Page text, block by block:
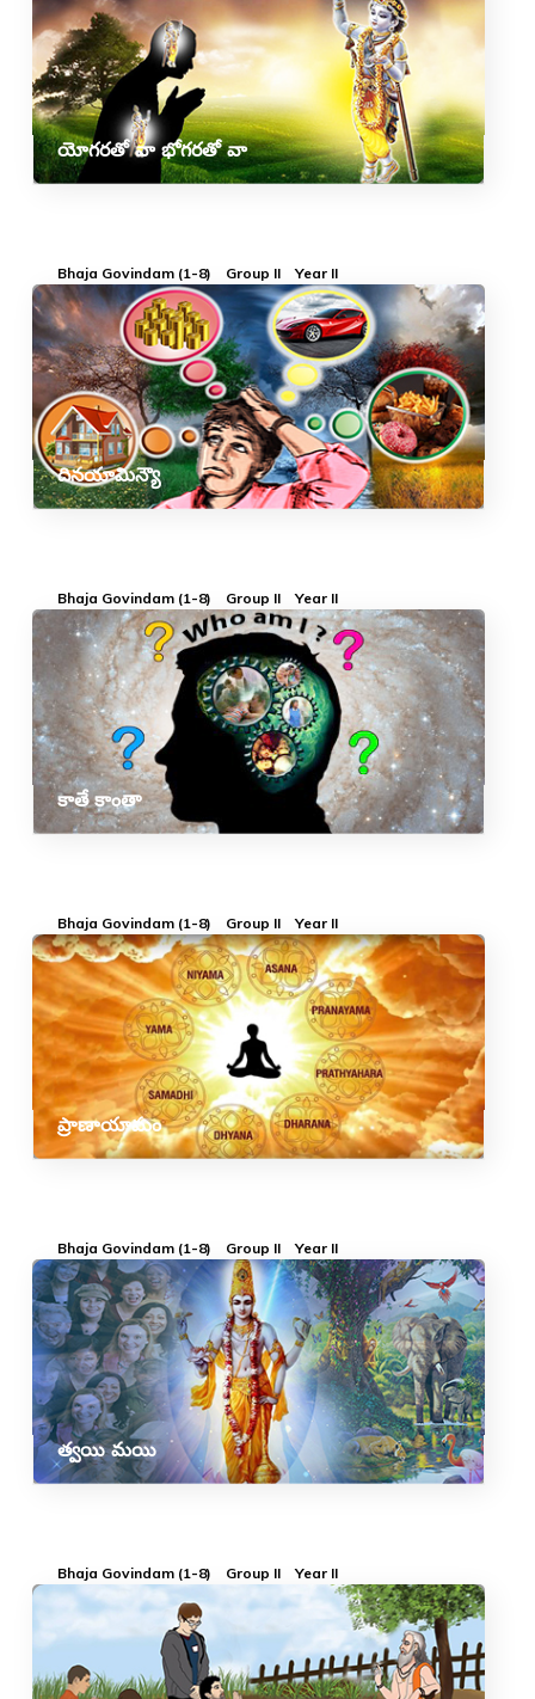
యోగరతో వా భోగరతో వా
Bhaja Govindam (1-8) Group II Year II
దినయామిన్యౌ
Bhaja Govindam (1-8) Group II Year II
కాతే కాంతా
Bhaja Govindam (1-8) Group II Year II
ప్రాణాయామం
Bhaja Govindam (1-8) Group II Year II
త్వయి మయి
Bhaja Govindam (1-8) Group II Year II